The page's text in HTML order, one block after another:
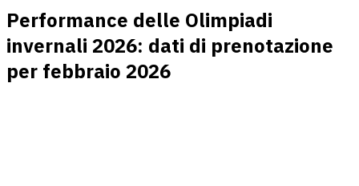
Performance delle Olimpiadi
invernali 2026: dati di prenotazione
per febbraio 2026